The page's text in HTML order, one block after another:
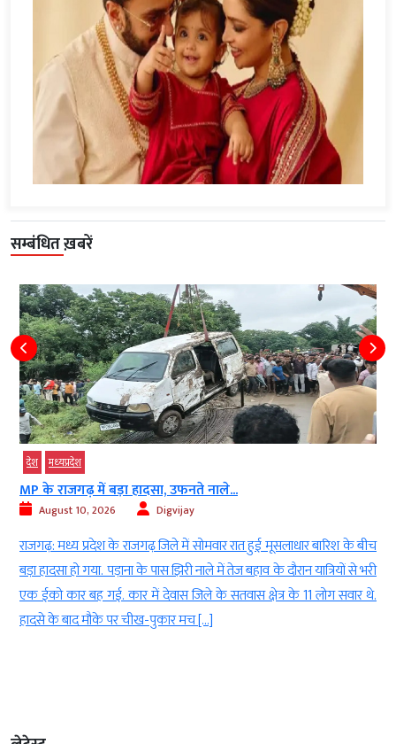
सम्बंधित ख़बरें
रात हुई मूसलाधार बारिश के बीच
तेज बहाव के दौरान यात्रियों से भरी
क्षेत्र के 11 लोग सवार थे.
चंदा चोरी पर संसद में चर्चा क्यों नहीं?...
लखनऊ: समाजवादी पार्टी के अध्यक्ष और
संसद में चल रहे गतिरोध को लेकर केंद्र पर
राम मंदिर में कथित चंदे की हेराफेरी पर
रिपोर्टरों से बात करते हुए, उत्तर प्रदेश के पूर्व